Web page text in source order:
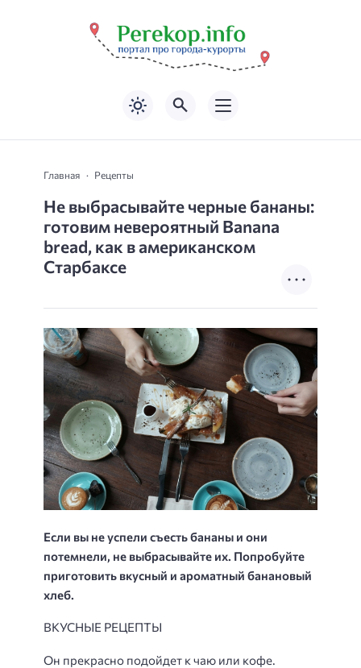
Главная Рецепты
Не выбрасывайте черные бананы:
готовим невероятный Banana
bread, как в американском
Старбаксе
Если вы не успели съесть бананы и они
потемнели, не выбрасывайте их. Попробуйте
приготовить вкусный и ароматный банановый
хлеб.
ВКУСНЫЕ РЕЦЕПТЫ
Он прекрасно подойдет к чаю или кофе.